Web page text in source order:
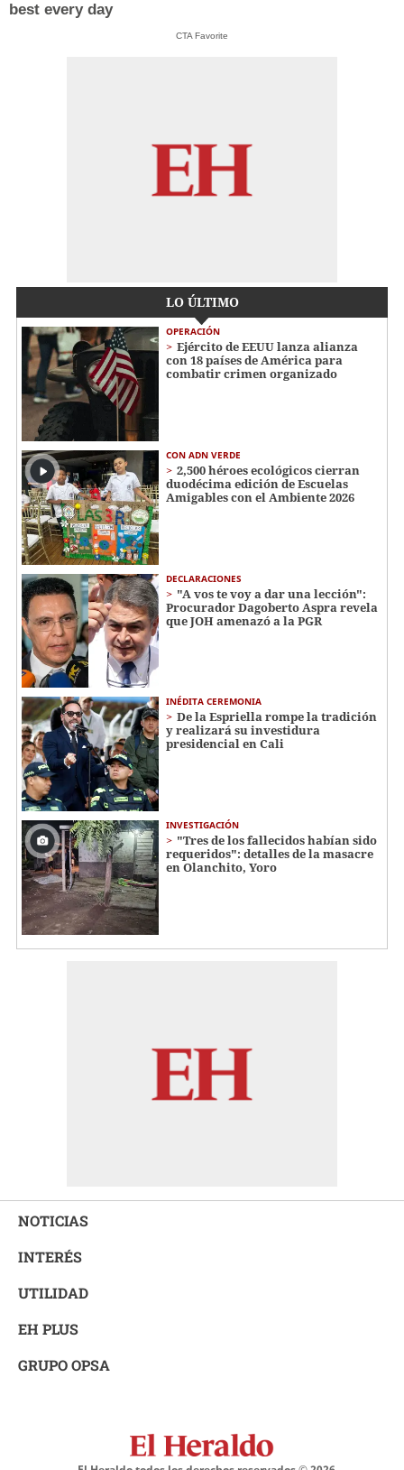
best every day
CTA Favorite
LO ÚLTIMO
OPERACIÓN
Ejército de EEUU lanza alianza
con 18 países de América para
combatir crimen organizado
CON ADN VERDE
2,500 héroes ecológicos cierran
duodécima edición de Escuelas
Amigables con el Ambiente 2026
DECLARACIONES
"A vos te voy a dar una lección":
Procurador Dagoberto Aspra revela
que JOH amenazó a la PGR
INÉDITA CEREMONIA
De la Espriella rompe la tradición
y realizará su investidura
presidencial en Cali
INVESTIGACIÓN
"Tres de los fallecidos habían sido
requeridos": detalles de la masacre
en Olanchito, Yoro
NOTICIAS
INTERÉS
UTILIDAD
EH PLUS
GRUPO OPSA